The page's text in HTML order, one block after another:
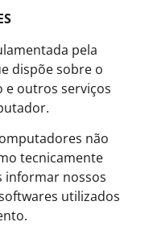
pela
dispõe sobre o
outros serviços
não
tecnicamente
informar nossos
utilizados